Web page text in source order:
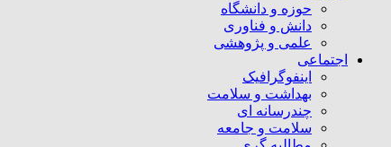
حوزه و دانشگاه
دانش و فناوری
علمی و پژوهشی
اجتماعی
اینفوگرافیک
بهداشت و سلامت
چندرسانه ای
سلامت و جامعه